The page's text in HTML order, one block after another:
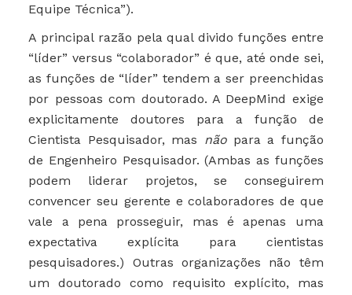
Equipe Técnica”).
A principal razão pela qual divido funções entre
“líder” versus “colaborador” é que, até onde sei,
as funções de “líder” tendem a ser preenchidas
por pessoas com doutorado. A DeepMind exige
explicitamente doutores para a função de
Cientista Pesquisador, mas nãopara a função
de Engenheiro Pesquisador. (Ambas as funções
podem liderar projetos, se conseguirem
convencer seu gerente e colaboradores de que
vale a pena prosseguir, mas é apenas uma
expectativa explícita para cientistas
pesquisadores.) Outras organizações não têm
um doutorado como requisito explícito, mas